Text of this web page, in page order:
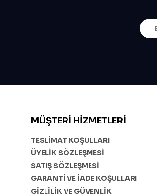
MÜŞTERI HIZMETLERI
TESLİMAT KOŞULLARI
ÜYELİK SÖZLEŞMESİ
SATIŞ SÖZLEŞMESİ
GARANTİ VE İADE KOŞULLARI
GİZLİLİK VE GÜVENLİK